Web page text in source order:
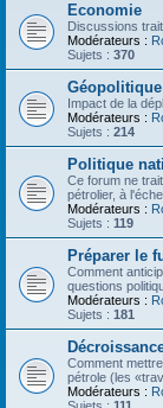
Economie
Discussions
Modérateurs :
Sujets : 370
Géopolitique
Impact de la
Modérateurs :
Sujets : 214
Politique
Ce forum ne
pétrolier, à
Modérateurs :
Sujets : 119
Préparer le
Comment
questions
Modérateurs :
Sujets : 181
Comment
pétrole (les
Modérateurs :